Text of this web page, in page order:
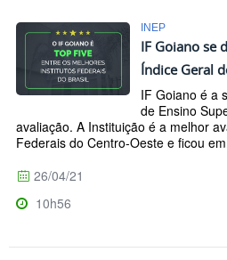
INEP
IF Goiano se
Índice Geral
IF Goiano é a
de Ensino
avaliação. A Instituição é a melhor
Federais do Centro-Oeste e ficou
26/04/21
10h56